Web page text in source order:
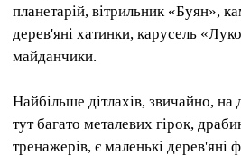
планетарій, вітрильник «Буян»,
дерев'яні хатинки, карусель
майданчики.
Найбільше дітлахів, звичайно,
тут багато металевих гірок,
тренажерів, є маленькі дерев'яні